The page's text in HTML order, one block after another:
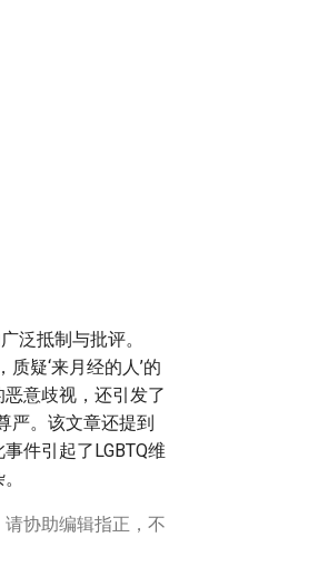
泛抵制与批评。
疑‘来月经的人’的
意歧视，还引发了
严。该文章还提到
件引起了LGBTQ维
协助编辑指正，不